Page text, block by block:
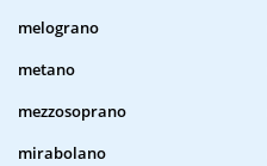
melograno
metano
mezzosoprano
mirabolano